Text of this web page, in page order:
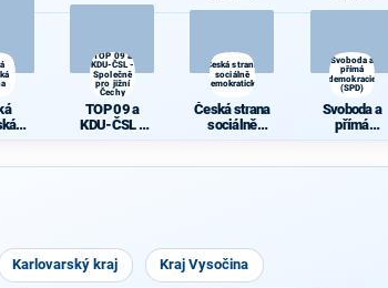
TOP 09 a
KDU-ČSL -
Společně
pro jižní
Čechy
TOP 09 a
KDU-ČSL -
Česká strana
sociálně
demokratická
Česká strana
sociálně
Svoboda a
přímá
demokracie
(SPD)
Svoboda a
přímá
demokracie
Karlovarský kraj Kraj Vysočina